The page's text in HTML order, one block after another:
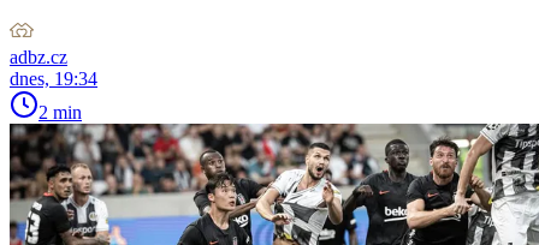
adbz.cz
dnes, 19:34
2 min